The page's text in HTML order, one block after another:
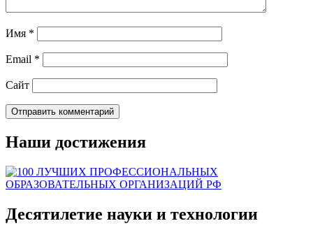
Имя *
Email *
Сайт
Наши достижения
Десятилетие науки и технологии